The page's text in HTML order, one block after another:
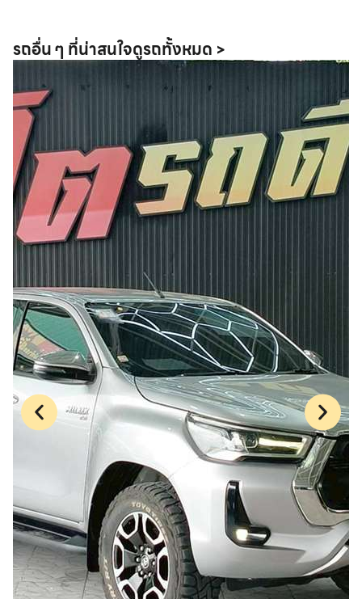
รถอื่น ๆ ที่น่าสนใจดูรถทั้งหมด >